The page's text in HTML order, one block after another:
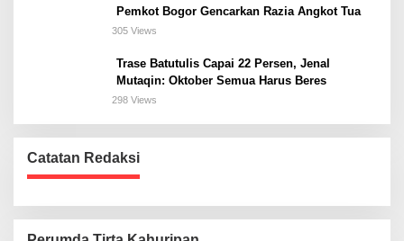
Pemkot Bogor Gencarkan Razia Angkot Tua
305 Views
Trase Batutulis Capai 22 Persen, Jenal
Mutaqin: Oktober Semua Harus Beres
298 Views
Catatan Redaksi